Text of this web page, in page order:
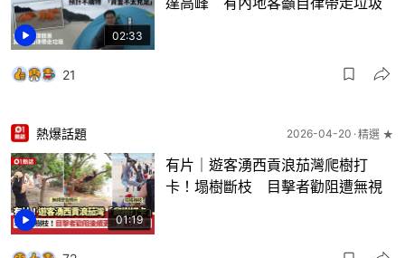
02:33
21
01:19
熱爆話題 2026-04-20 精選 ★
有片｜遊客湧西貢浪茄灣爬樹打
卡！塌樹斷枝 目擊者勸阻遭無視